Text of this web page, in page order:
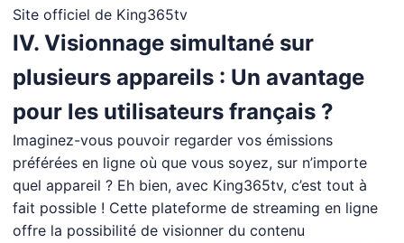
Site officiel de King365tv
IV. Visionnage simultané sur
plusieurs appareils : Un avantage
pour les utilisateurs français ?
Imaginez-vous pouvoir regarder vos émissions
préférées en ligne où que vous soyez, sur n’importe
quel appareil ? Eh bien, avec King365tv, c’est tout à
fait possible ! Cette plateforme de streaming en ligne
offre la possibilité de visionner du contenu